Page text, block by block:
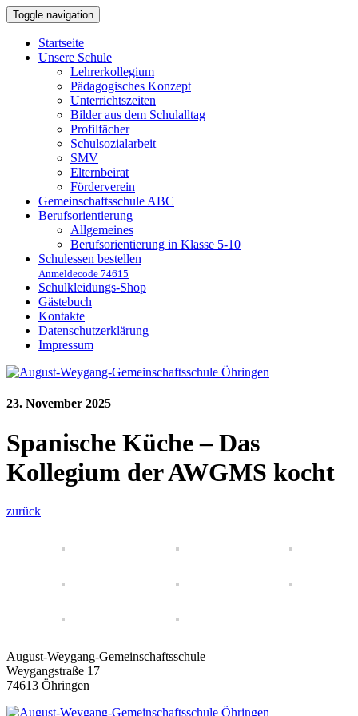
Toggle navigation
Startseite
Unsere Schule
Lehrerkollegium
Pädagogisches Konzept
Unterrichtszeiten
Bilder aus dem Schulalltag
Profilfächer
Schulsozialarbeit
SMV
Elternbeirat
Förderverein
Gemeinschaftsschule ABC
Berufsorientierung
Allgemeines
Berufsorientierung in Klasse 5-10
Schulessen bestellen
Anmeldecode 74615
Schulkleidungs-Shop
Gästebuch
Kontakte
Datenschutzerklärung
Impressum
23. November 2025
Spanische Küche – Das
Kollegium der AWGMS kocht
zurück
August-Weygang-Gemeinschaftsschule
Weygangstraße 17
74613 Öhringen